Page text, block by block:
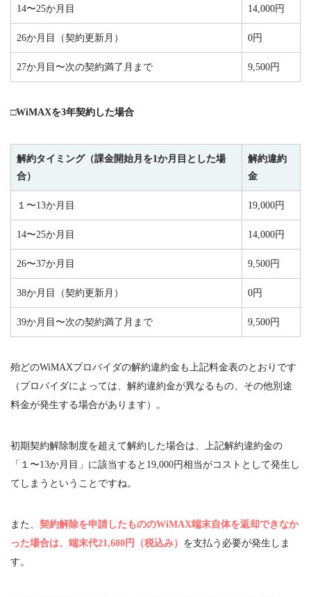
14〜25か月目 14,000円
26か月目（契約更新月） 0円
27か月目〜次の契約満了月まで 9,500円
□WiMAXを3年契約した場合
解約タイミング（課金開始月を1か月目とした場
合）
解約違約
金
１〜13か月目 19,000円
14〜25か月目 14,000円
26〜37か月目 9,500円
38か月目（契約更新月） 0円
39か月目〜次の契約満了月まで 9,500円
殆どのWiMAXプロバイダの解約違約金も上記料金表のとおりです
（プロバイダによっては、解約違約金が異なるもの、その他別途
料金が発生する場合があります）。
初期契約解除制度を超えて解約した場合は、上記解約違約金の
「１〜13か月目」に該当すると 19,000円相当がコストとして発生し
てしまうということですね。
また、 契約解除を申請したもののWiMAX端末自体を返却できなか
った場合は、端末代21,600円（税込み） を支払う必要が発生しま
す。